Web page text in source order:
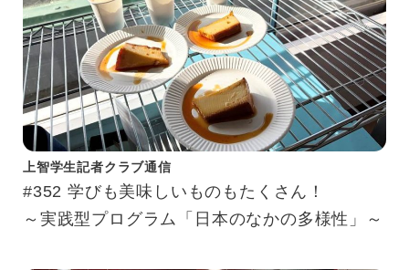
上智学生記者クラブ通信
#352 学びも美味しいものもたくさん！
～実践型プログラム「日本のなかの多様性」～